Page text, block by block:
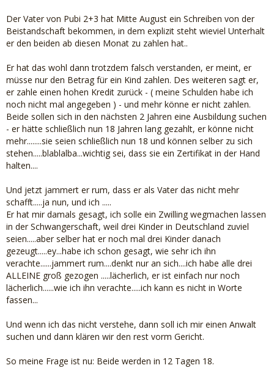
Der Vater von Pubi 2+3 hat Mitte August ein Schreiben von der
Beistandschaft bekommen, in dem explizit steht wieviel Unterhalt
er den beiden ab diesen Monat zu zahlen hat..
Er hat das wohl dann trotzdem falsch verstanden, er meint, er
müsse nur den Betrag für ein Kind zahlen. Des weiteren sagt er,
er zahle einen hohen Kredit zurück - ( meine Schulden habe ich
noch nicht mal angegeben ) - und mehr könne er nicht zahlen.
Beide sollen sich in den nächsten 2 Jahren eine Ausbildung suchen
- er hätte schließlich nun 18 Jahren lang gezahlt, er könne nicht
mehr........sie seien schließlich nun 18 und können selber zu sich
stehen.....blablalba...wichtig sei, dass sie ein Zertifikat in der Hand
halten....
Und jetzt jammert er rum, dass er als Vater das nicht mehr
schafft.....ja nun, und ich .....
Er hat mir damals gesagt, ich solle ein Zwilling wegmachen lassen
in der Schwangerschaft, weil drei Kinder in Deutschland zuviel
seien.....aber selber hat er noch mal drei Kinder danach
gezeugt.....ey...habe ich schon gesagt, wie sehr ich ihn
verachte......jammert rum....denkt nur an sich....ich habe alle drei
ALLEINE groß gezogen .....lächerlich, er ist einfach nur noch
lächerlich......wie ich ihn verachte.....ich kann es nicht in Worte
fassen...
Und wenn ich das nicht verstehe, dann soll ich mir einen Anwalt
suchen und dann klären wir den rest vorm Gericht.
So meine Frage ist nu: Beide werden in 12 Tagen 18.